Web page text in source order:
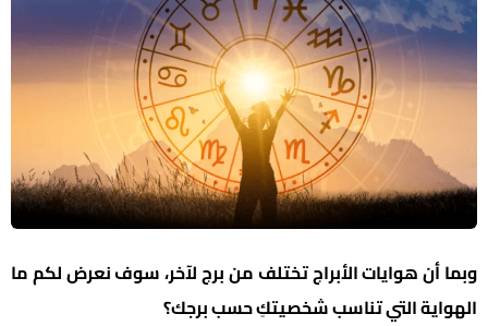
وبما أن هوايات الأبراج تختلف من برج لآخر، سوف نعرض لكم ما
الهواية التي تناسب شخصيتكِ حسب برجك؟